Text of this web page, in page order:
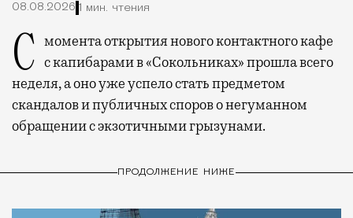
08.08.2026 1 мин. чтения
С момента открытия нового контактного кафе с капибарами в «Сокольниках» прошла всего
неделя, а оно уже успело стать предметом
скандалов и публичных споров о негуманном
обращении с экзотичными грызунами.
ПРОДОЛЖЕНИЕ НИЖЕ